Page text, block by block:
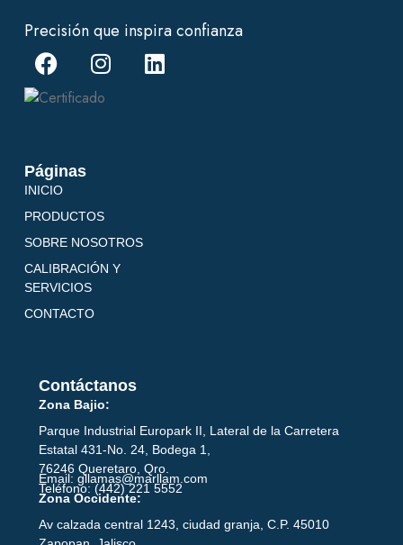
Precisión que inspira confianza
Páginas
INICIO
PRODUCTOS
SOBRE NOSOTROS
CALIBRACIÓN Y
SERVICIOS
CONTACTO
Contáctanos
Zona Bajio:
Parque Industrial Europark II, Lateral de la Carretera
Estatal 431-No. 24, Bodega 1,
76246 Queretaro, Qro.
Email: gllamas@marllam.com
Teléfono: (442) 221 5552
Zona Occidente:
Av calzada central 1243, ciudad granja, C.P. 45010